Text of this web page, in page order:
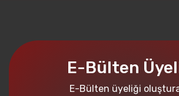
E-Bülten
E-Bülten üyeliği